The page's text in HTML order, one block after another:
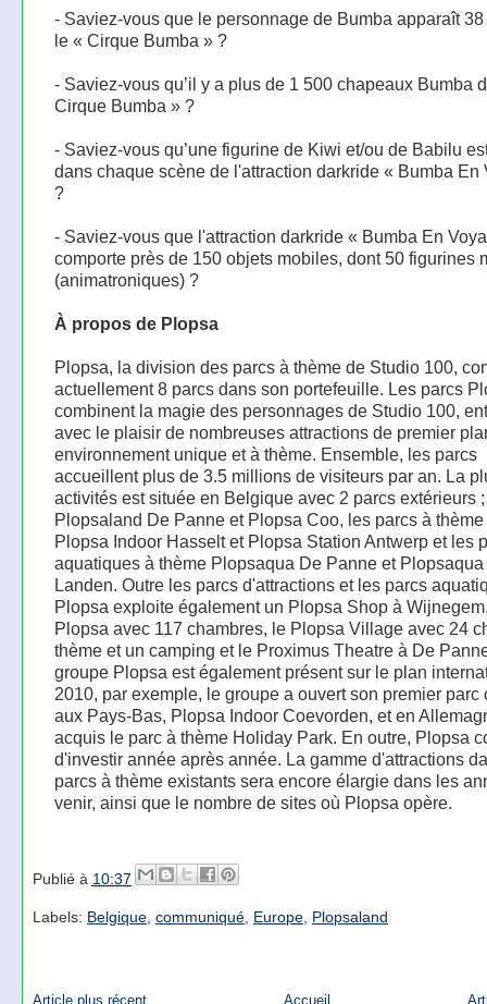
- Saviez-vous que le personnage de Bumba apparaît
le « Cirque Bumba » ?
- Saviez-vous qu’il y a plus de 1 500 chapeaux Bumba
Cirque Bumba » ?
- Saviez-vous qu’une figurine de Kiwi et/ou de Babilu
dans chaque scène de l'attraction darkride « Bumba En
?
- Saviez-vous que l'attraction darkride « Bumba En
comporte près de 150 objets mobiles, dont 50 figurines
(animatroniques) ?
À propos de Plopsa
Plopsa, la division des parcs à thème de Studio 100,
actuellement 8 parcs dans son portefeuille. Les parcs
combinent la magie des personnages de Studio 100,
avec le plaisir de nombreuses attractions de premier
environnement unique et à thème. Ensemble, les parcs
accueillent plus de 3.5 millions de visiteurs par an. La
activités est située en Belgique avec 2 parcs extérieurs ;
Plopsaland De Panne et Plopsa Coo, les parcs à
Plopsa Indoor Hasselt et Plopsa Station Antwerp et les
aquatiques à thème Plopsaqua De Panne et
Landen. Outre les parcs d'attractions et les parcs
Plopsa exploite également un Plopsa Shop à
Plopsa avec 117 chambres, le Plopsa Village avec 24
thème et un camping et le Proximus Theatre à De
groupe Plopsa est également présent sur le plan
2010, par exemple, le groupe a ouvert son premier parc
aux Pays-Bas, Plopsa Indoor Coevorden, et en
acquis le parc à thème Holiday Park. En outre, Plopsa
d'investir année après année. La gamme d'attractions
parcs à thème existants sera encore élargie dans les
venir, ainsi que le nombre de sites où Plopsa opère.
Publié à 10:37
Labels: Belgique, communiqué, Europe, Plopsaland
Article plus récent Accueil